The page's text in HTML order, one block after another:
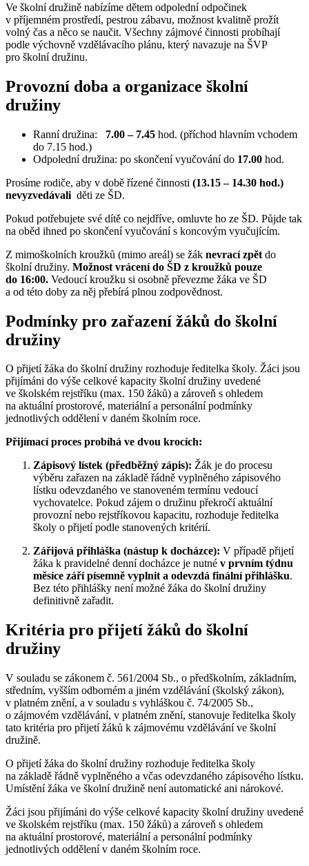
Ve školní družině nabízíme dětem odpolední odpočinek
v příjemném prostředí, pestrou zábavu, možnost kvalitně prožít
volný čas a něco se naučit. Všechny zájmové činnosti probíhají
podle výchovně vzdělávacího plánu, který navazuje na ŠVP
pro školní družinu.
Provozní doba a organizace školní
družiny
Ranní družina: 7.00 – 7.45 hod. (příchod hlavním vchodem
do 7.15 hod.)
Odpolední družina: po skončení vyučování do 17.00 hod.
Prosíme rodiče, aby v době řízené činnosti (13.15 – 14.30 hod.)
nevyzvedávali děti ze ŠD.
Pokud potřebujete své dítě co nejdříve, omluvte ho ze ŠD. Půjde tak
na oběd ihned po skončení vyučování s koncovým vyučujícím.
Z mimoškolních kroužků (mimo areál) se žák nevrací zpět do
školní družiny. Možnost vrácení do ŠD z kroužků pouze
do 16:00. Vedoucí kroužku si osobně převezme žáka ve ŠD
a od této doby za něj přebírá plnou zodpovědnost.
Podmínky pro zařazení žáků do školní
družiny
O přijetí žáka do školní družiny rozhoduje ředitelka školy. Žáci jsou
přijímáni do výše celkové kapacity školní družiny uvedené
ve školském rejstříku (max. 150 žáků) a zároveň s ohledem
na aktuální prostorové, materiální a personální podmínky
jednotlivých oddělení v daném školním roce.
Přijímací proces probíhá ve dvou krocích:
Zápisový lístek (předběžný zápis): Žák je do procesu
výběru zařazen na základě řádně vyplněného zápisového
lístku odevzdaného ve stanoveném termínu vedoucí
vychovatelce. Pokud zájem o družinu překročí aktuální
provozní nebo rejstříkovou kapacitu, rozhoduje ředitelka
školy o přijetí podle stanovených kritérií.
Zářijová přihláška (nástup k docházce): V případě přijetí
žáka k pravidelné denní docházce je nutné v prvním týdnu
měsíce září písemně vyplnit a odevzdá finální přihlášku.
Bez této přihlášky není možné žáka do školní družiny
definitivně zařadit.
Kritéria pro přijetí žáků do školní
družiny
V souladu se zákonem č. 561/2004 Sb., o předškolním, základním,
středním, vyšším odborném a jiném vzdělávání (školský zákon),
v platném znění, a v souladu s vyhláškou č. 74/2005 Sb.,
o zájmovém vzdělávání, v platném znění, stanovuje ředitelka školy
tato kritéria pro přijetí žáků k zájmovému vzdělávání ve školní
družině.
O přijetí žáka do školní družiny rozhoduje ředitelka školy
na základě řádně vyplněného a včas odevzdaného zápisového lístku.
Umístění žáka ve školní družině není automatické ani nárokové.
Žáci jsou přijímáni do výše celkové kapacity školní družiny uvedené
ve školském rejstříku (max. 150 žáků) a zároveň s ohledem
na aktuální prostorové, materiální a personální podmínky
jednotlivých oddělení v daném školním roce.